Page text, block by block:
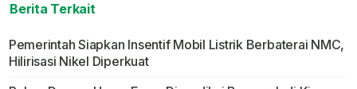
Berita Terkait
Pemerintah Siapkan Insentif Mobil Listrik Berbaterai NMC,
Hilirisasi Nikel Diperkuat